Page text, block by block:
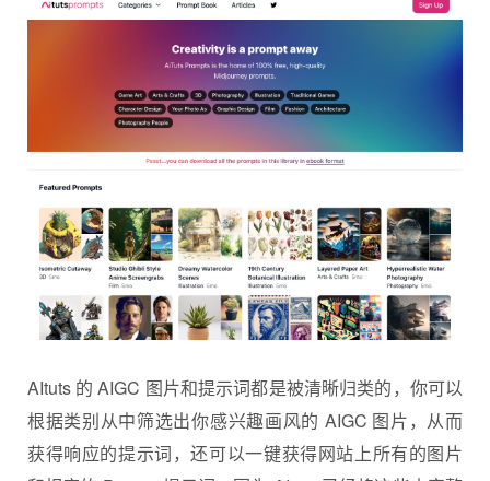
AItuts 的 AIGC 图片和提示词都是被清晰归类的，你可以
根据类别从中筛选出你感兴趣画风的 AIGC 图片，从而
获得响应的提示词，还可以一键获得网站上所有的图片